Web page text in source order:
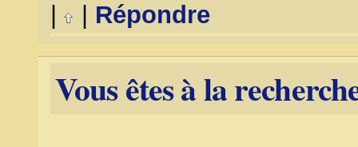
Répondre
Vous êtes à la